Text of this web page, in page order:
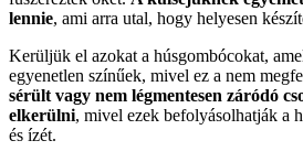
lennie, ami arra utal, hogy helyesen
Kerüljük el azokat a húsgombócokat,
egyenetlen színűek, mivel ez a nem
sérült vagy nem légmentesen záródó
elkerülni, mivel ezek befolyásolhatják a
és ízét.